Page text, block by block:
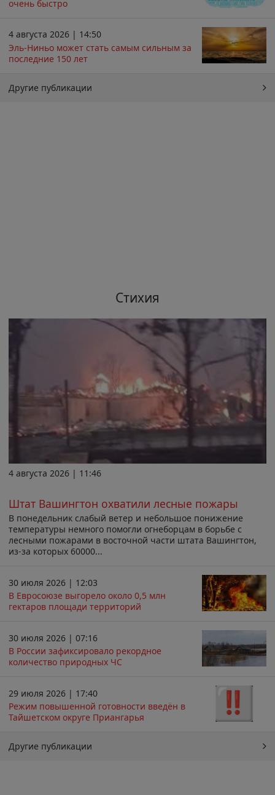
очень быстро
4 августа 2026 | 14:50
Эль-Ниньо может стать самым сильным за
последние 150 лет
Другие публикации
Стихия
4 августа 2026 | 11:46
Штат Вашингтон охватили лесные пожары
В понедельник слабый ветер и небольшое понижение
температуры немного помогли огнеборцам в борьбе с
лесными пожарами в восточной части штата Вашингтон,
из-за которых 60000...
30 июля 2026 | 12:03
В Евросоюзе выгорело около 0,5 млн
гектаров площади территорий
30 июля 2026 | 07:16
В России зафиксировало рекордное
количество природных ЧС
29 июля 2026 | 17:40
Режим повышенной готовности введён в
Тайшетском округе Приангарья
Другие публикации